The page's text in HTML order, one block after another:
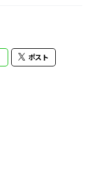
ポスト